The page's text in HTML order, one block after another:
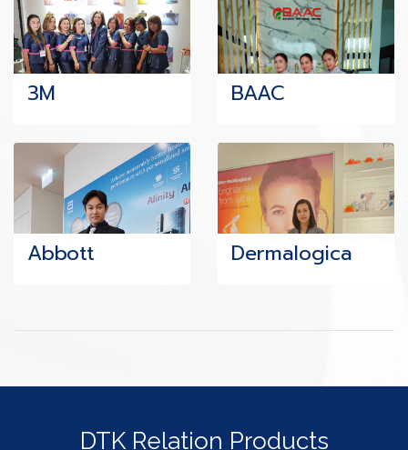
3M BAAC
Abbott Dermalogica
DTK Relation Products